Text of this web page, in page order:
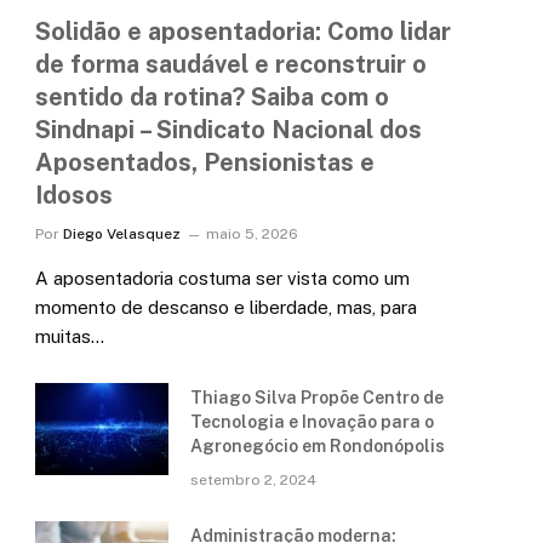
Solidão e aposentadoria: Como lidar
de forma saudável e reconstruir o
sentido da rotina? Saiba com o
Sindnapi – Sindicato Nacional dos
Aposentados, Pensionistas e
Idosos
Por Diego Velasquez maio 5, 2026
A aposentadoria costuma ser vista como um
momento de descanso e liberdade, mas, para
muitas…
Thiago Silva Propõe Centro de
Tecnologia e Inovação para o
Agronegócio em Rondonópolis
setembro 2, 2024
Administração moderna: